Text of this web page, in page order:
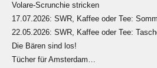
Volare-Scrunchie stricken
17.07.2026: SWR, Kaffee oder Tee:
22.05.2026: SWR, Kaffee oder Tee:
Die Bären sind los!
Tücher für Amsterdam…